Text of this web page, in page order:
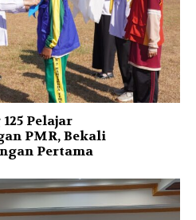
Pelajar
PMR, Bekali
Pertama